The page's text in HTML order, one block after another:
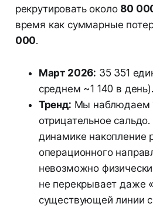
рекрутировать около 80
время как суммарные
000.
Март 2026: 35 351
среднем ~1 140 в день).
Тренд: Мы наблюдаем
отрицательное
динамике накопление
операционного
невозможно
не перекрывает даже
существующей линии